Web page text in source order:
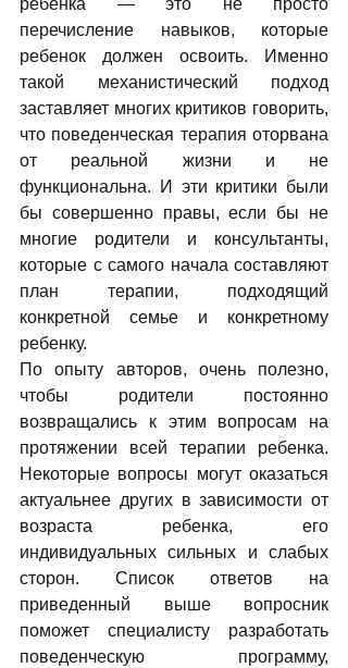
ребенка — это не просто
перечисление навыков, которые
ребенок должен освоить. Именно
такой механистический подход
заставляет многих критиков говорить,
что поведенческая терапия оторвана
от реальной жизни и не
функциональна. И эти критики были
бы совершенно правы, если бы не
многие родители и консультанты,
которые с самого начала составляют
план терапии, подходящий
конкретной семье и конкретному
ребенку.
По опыту авторов, очень полезно,
чтобы родители постоянно
возвращались к этим вопросам на
протяжении всей терапии ребенка.
Некоторые вопросы могут оказаться
актуальнее других в зависимости от
возраста ребенка, его
индивидуальных сильных и слабых
сторон. Список ответов на
приведенный выше вопросник
поможет специалисту разработать
поведенческую программу,